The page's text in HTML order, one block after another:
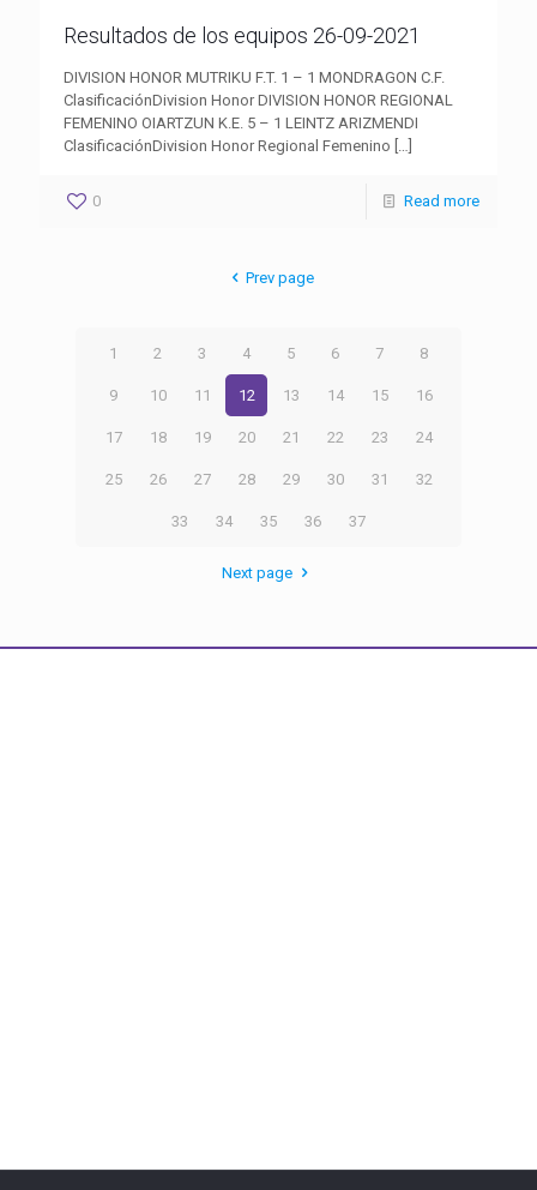
Resultados de los equipos 26-09-2021
DIVISION HONOR MUTRIKU F.T. 1 – 1 MONDRAGON C.F.
ClasificaciónDivision Honor DIVISION HONOR REGIONAL
FEMENINO OIARTZUN K.E. 5 – 1 LEINTZ ARIZMENDI
ClasificaciónDivision Honor Regional Femenino […]
0 Read more
Prev page
1 2 3 4 5 6 7 8
9 10 11 12 13 14 15 16
17 18 19 20 21 22 23 24
25 26 27 28 29 30 31 32
33 34 35 36 37
Next page